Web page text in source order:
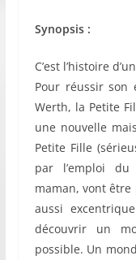
Synopsis :
C’est l’histoire
Pour réussir son
Werth, la Petite
une nouvelle
Petite Fille
par l’emploi
maman, vont être
aussi
découvrir un
possible. Un